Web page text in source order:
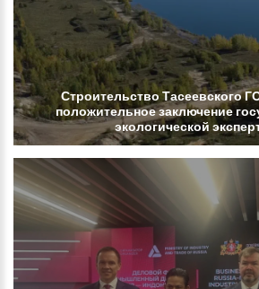
СтроительствоТасеевского
положительноезаключение
экологической